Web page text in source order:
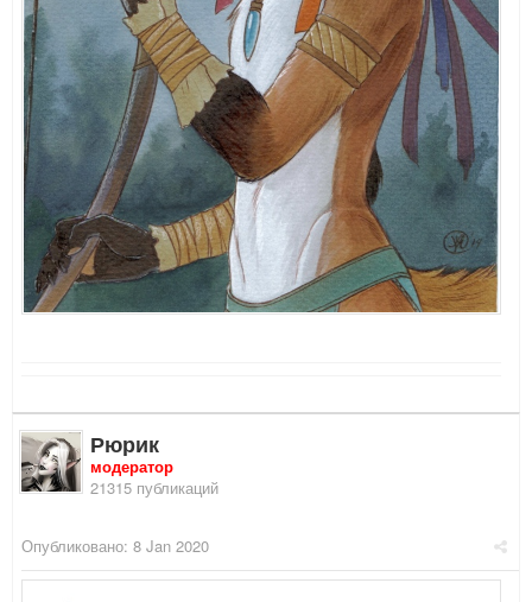
Рюрик
модератор
21315 публикаций
Опубликовано: 8 Jan 2020